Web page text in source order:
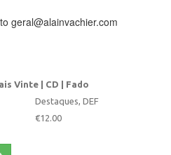
Vinte | CD | Fado
Destaques, DEF
€12.00
geral@alainvachier.com